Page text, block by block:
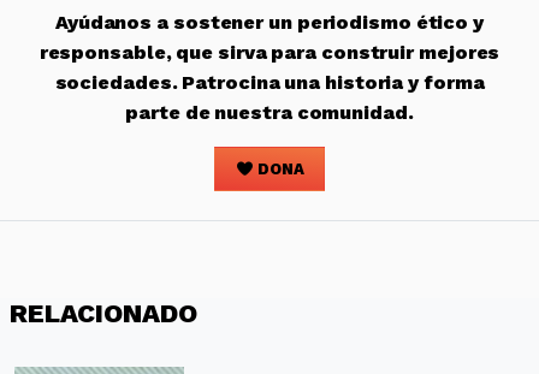
Ayúdanos a sostener un periodismo ético y
responsable, que sirva para construir mejores
sociedades. Patrocina una historia y forma
parte de nuestra comunidad.
DONA
RELACIONADO